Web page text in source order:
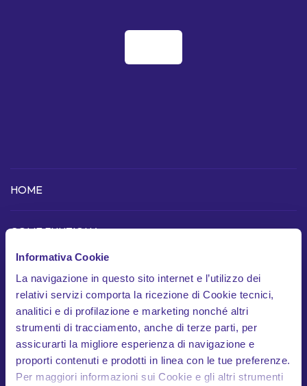
Informativa Cookie
La navigazione in questo sito internet e l’utilizzo dei
relativi servizi comporta la ricezione di Cookie tecnici,
analitici e di profilazione e marketing nonché altri
strumenti di tracciamento, anche di terze parti, per
assicurarti la migliore esperienza di navigazione e
proporti contenuti e prodotti in linea con le tue preferenze.
Per maggiori informazioni sui Cookie e gli altri strumenti
HOME
COME FUNZIONA
Scopri l'app
Dispositivo telematico
In cosa siamo unici
Garanzie
Documenti contrattuali